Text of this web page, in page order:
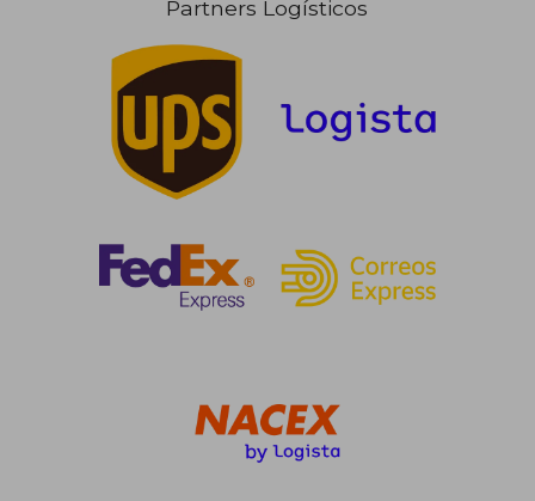
Partners Logísticos